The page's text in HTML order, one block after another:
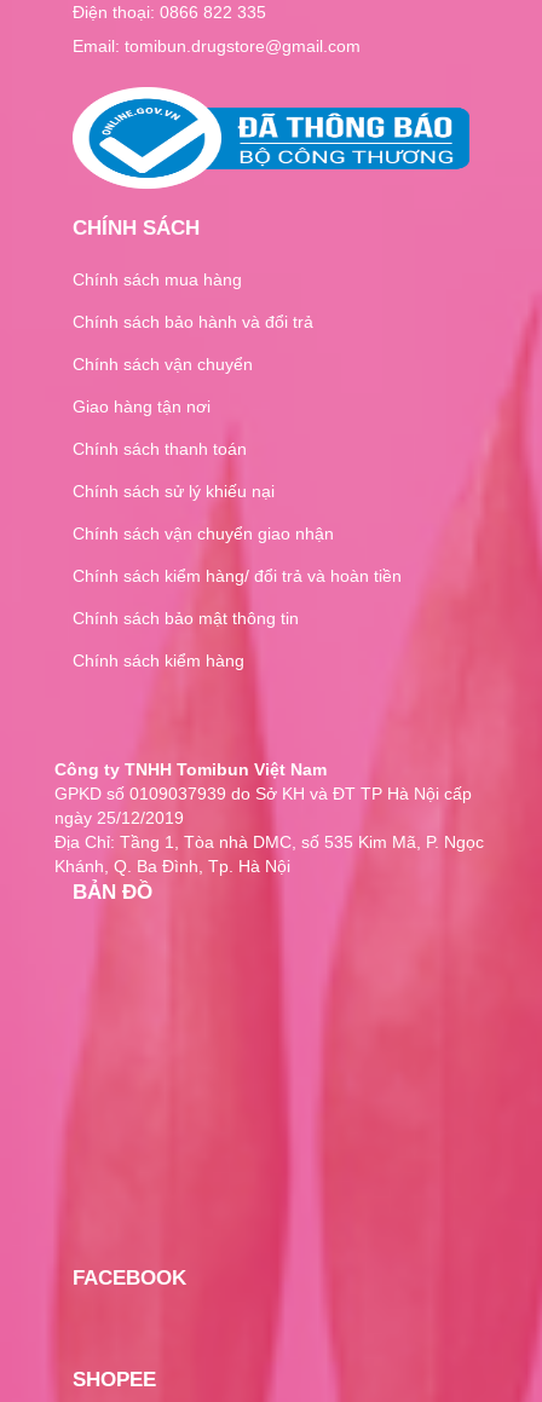
Điện thoại: 0866 822 335
Email: tomibun.drugstore@gmail.com
CHÍNH SÁCH
Chính sách mua hàng
Chính sách bảo hành và đổi trả
Chính sách vận chuyển
Giao hàng tận nơi
Chính sách thanh toán
Chính sách sử lý khiếu nại
Chính sách vận chuyển giao nhận
Chính sách kiểm hàng/ đổi trả và hoàn tiền
Chính sách bảo mật thông tin
Chính sách kiểm hàng
Công ty TNHH Tomibun Việt Nam
GPKD số 0109037939 do Sở KH và ĐT TP Hà Nội cấp
ngày 25/12/2019
Địa Chỉ: Tầng 1, Tòa nhà DMC, số 535 Kim Mã, P. Ngọc
Khánh, Q. Ba Đình, Tp. Hà Nội
BẢN ĐỒ
FACEBOOK
SHOPEE